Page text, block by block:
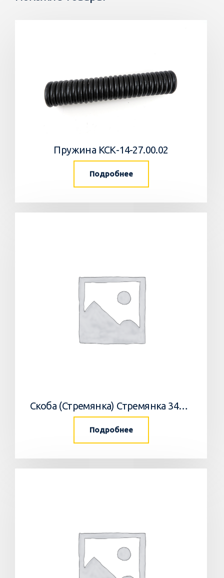
Пружина КСК-14-27.00.02
Подробнее
Скоба (Стремянка) Стремянка 34033502 Horsch
Подробнее